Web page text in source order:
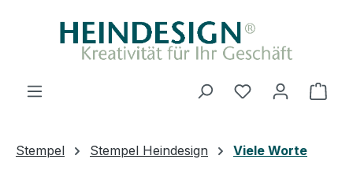
Zum Hauptinhalt springen
Du hast 0
Stempel Stempel Heindesign Viele Worte